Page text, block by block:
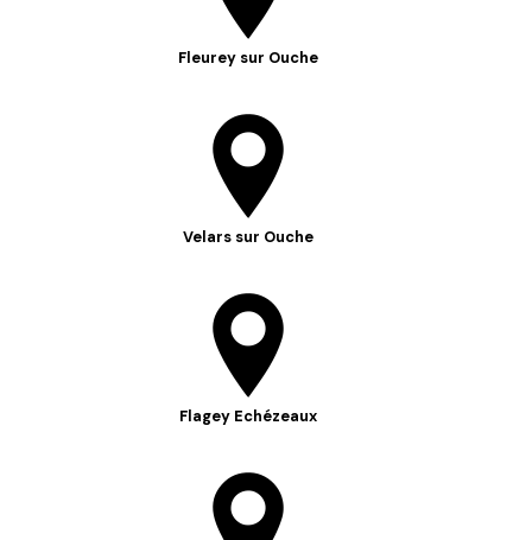
Fleurey sur Ouche
Velars sur Ouche
Flagey Echézeaux